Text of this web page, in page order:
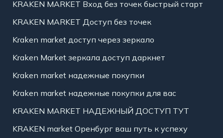
KRAKEN MARKET Вход без точек быстрый старт
KRAKEN MARKET Доступ без точек
Kraken market доступ через зеркало
Kraken Market зеркала доступ даркнет
Kraken market надежные покупки
Kraken market надежные покупки для вас
KRAKEN MARKET НАДЕЖНЫЙ ДОСТУП ТУТ
KRAKEN market Оренбург ваш путь к успеху